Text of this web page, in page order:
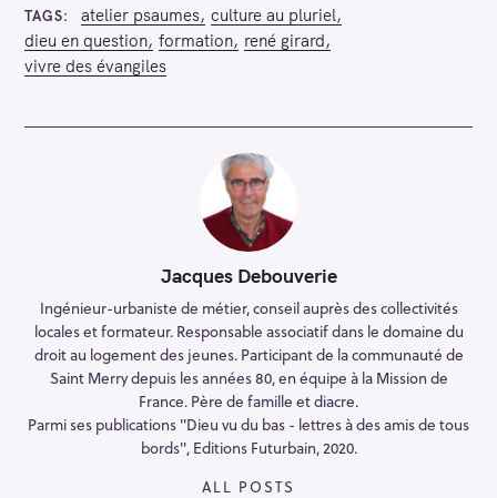
TAGS atelier psaumes culture au pluriel
dieu en question formation rené girard
vivre des évangiles
Jacques Debouverie
Ingénieur-urbaniste de métier, conseil auprès des collectivités
locales et formateur. Responsable associatif dans le domaine du
droit au logement des jeunes. Participant de la communauté de
Saint Merry depuis les années 80, en équipe à la Mission de
France. Père de famille et diacre.
Parmi ses publications "Dieu vu du bas - lettres à des amis de tous
bords", Editions Futurbain, 2020.
ALL POSTS